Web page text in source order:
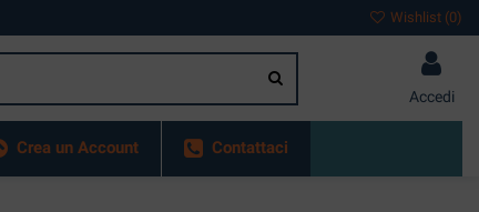
Wishlist (0)
Accedi
Crea un Account Contattaci